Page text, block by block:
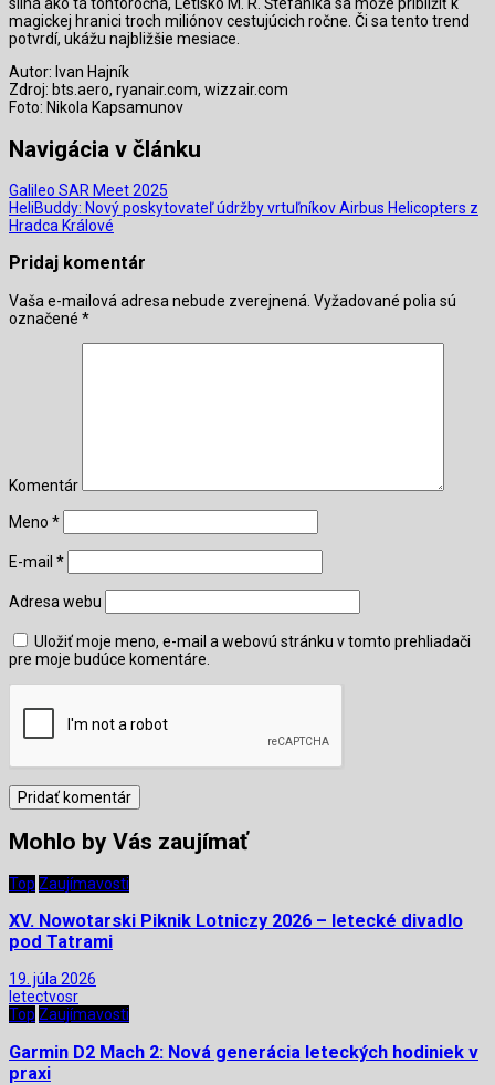
silná ako tá tohtoročná, Letisko M. R. Štefánika sa môže priblížiť k
magickej hranici troch miliónov cestujúcich ročne. Či sa tento trend
potvrdí, ukážu najbližšie mesiace.
Autor: Ivan Hajník
Zdroj: bts.aero, ryanair.com, wizzair.com
Foto: Nikola Kapsamunov
Navigácia v článku
Galileo SAR Meet 2025
HeliBuddy: Nový poskytovateľ údržby vrtuľníkov Airbus Helicopters z
Hradca Králové
Pridaj komentár
Vaša e-mailová adresa nebude zverejnená. Vyžadované polia sú
označené *
Komentár
Meno *
E-mail *
Adresa webu
Uložiť moje meno, e-mail a webovú stránku v tomto prehliadači
pre moje budúce komentáre.
Mohlo by Vás zaujímať
Top Zaujímavosti
XV. Nowotarski Piknik Lotniczy 2026 – letecké divadlo
pod Tatrami
19. júla 2026
letectvosr
Top Zaujímavosti
Garmin D2 Mach 2: Nová generácia leteckých hodiniek v
praxi